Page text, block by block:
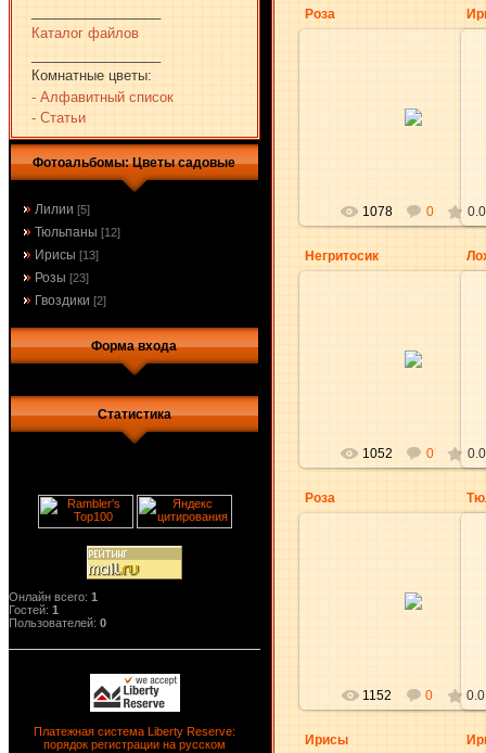
Каталог файлов
Комнатные цветы:
- Алфавитный список
- Статьи
Фотоальбомы: Цветы садовые
Лилии [5]
Тюльпаны [12]
Ирисы [13]
Розы [23]
Гвоздики [2]
Форма входа
Статистика
Онлайн всего: 1
Гостей: 1
Пользователей: 0
Платежная система Liberty Reserve:
порядок регистрации на русском
Роза
1078 0 0.0
Негритосик
1052 0 0.0
Роза
1152 0 0.0
Ирисы